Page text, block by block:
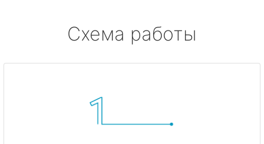
Схема работы